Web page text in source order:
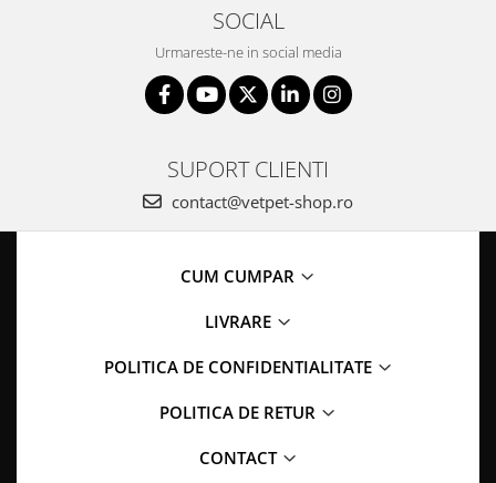
SOCIAL
Urmareste-ne in social media
SUPORT CLIENTI
contact@vetpet-shop.ro
CUM CUMPAR
LIVRARE
POLITICA DE CONFIDENTIALITATE
POLITICA DE RETUR
CONTACT